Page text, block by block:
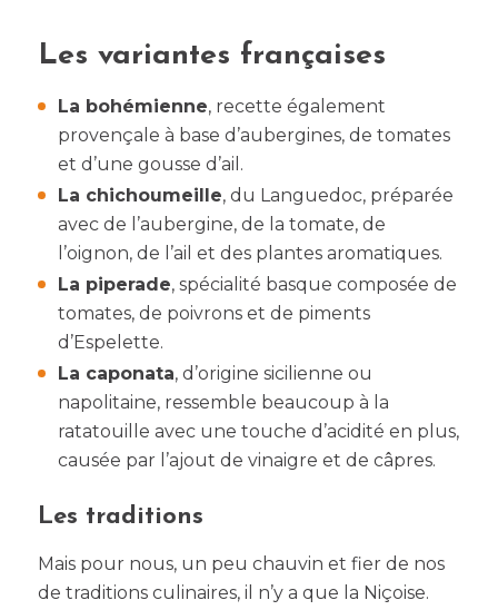
Les variantes françaises
La bohémienne, recette également
provençale à base d’aubergines, de tomates
et d’une gousse d’ail.
La chichoumeille, du Languedoc, préparée
avec de l’aubergine, de la tomate, de
l’oignon, de l’ail et des plantes aromatiques.
La piperade, spécialité basque composée de
tomates, de poivrons et de piments
d’Espelette.
La caponata, d’origine sicilienne ou
napolitaine, ressemble beaucoup à la
ratatouille avec une touche d’acidité en plus,
causée par l’ajout de vinaigre et de câpres.
Les traditions
Mais pour nous, un peu chauvin et fier de nos
de traditions culinaires, il n’y a que la Niçoise.